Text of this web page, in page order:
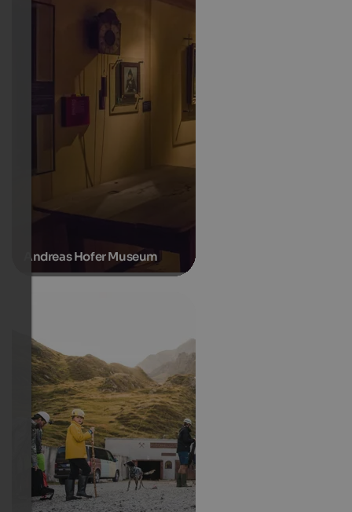
Andreas Hofer Museum